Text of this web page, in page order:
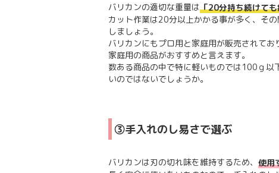
バリカンの適切な重量は「20分持ち続けて
カット作業は20分以上かかる事が多く、そ
しましょう。
バリカンにもプロ用と家庭用が販売されて
家庭用の商品がおすすめと言えます。
数ある商品の中で特に軽いものでは100ｇ以
いのではないでしょうか。
③手入れのし易さで選ぶ
バリカンは刃の切れ味を維持するため、 使用